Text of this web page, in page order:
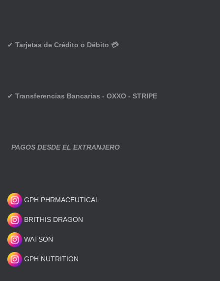
✔ Tarjetas de Crédito o Débito 💳
✔ Transferencias Bancarias - OXXO - STRIPE
PAGOS DESDE EL EXTRANJERO
GPH PHRMACEUTICAL
BRITHIS DRAGON
WATSON
GPH NUTRITION